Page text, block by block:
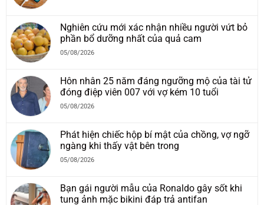
Nghiên cứu mới xác nhận nhiều người vứt bỏ
phần bổ dưỡng nhất của quả cam
05/08/2026
Hôn nhân 25 năm đáng ngưỡng mộ của tài tử
đóng điệp viên 007 với vợ kém 10 tuổi
05/08/2026
Phát hiện chiếc hộp bí mật của chồng, vợ ngỡ
ngàng khi thấy vật bên trong
05/08/2026
Bạn gái người mẫu của Ronaldo gây sốt khi
tung ảnh mặc bikini đáp trả antifan